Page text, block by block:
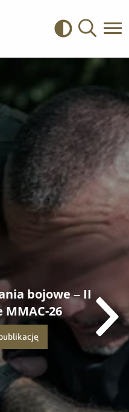
Kontrast
bojowe – II
26
więcej o tej publikacji